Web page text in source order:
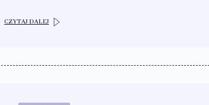
CZYTAJ DALEJ